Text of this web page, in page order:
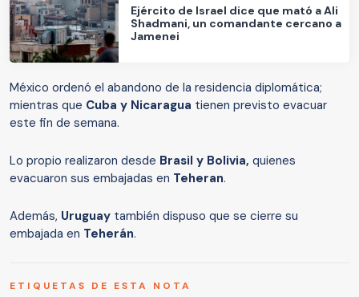
Ejército de Israel dice que mató a Ali
Shadmani, un comandante cercano a
Jamenei
México ordenó el abandono de la residencia diplomática;
mientras que Cuba y Nicaragua tienen previsto evacuar
este fin de semana.
Lo propio realizaron desde Brasil y Bolivia, quienes
evacuaron sus embajadas en Teheran.
Además, Uruguay también dispuso que se cierre su
embajada en Teherán.
ETIQUETAS DE ESTA NOTA